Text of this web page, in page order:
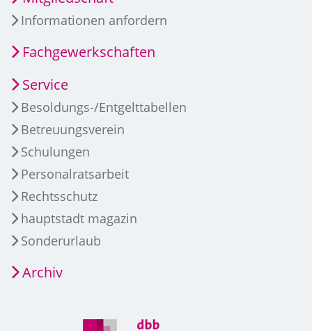
Informationen anfordern
Fachgewerkschaften
Service
Besoldungs-/Entgelttabellen
Betreuungsverein
Schulungen
Personalratsarbeit
Rechtsschutz
hauptstadt magazin
Sonderurlaub
Archiv